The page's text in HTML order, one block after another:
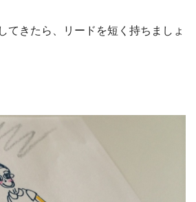
きたら、リードを短く持ちましょ